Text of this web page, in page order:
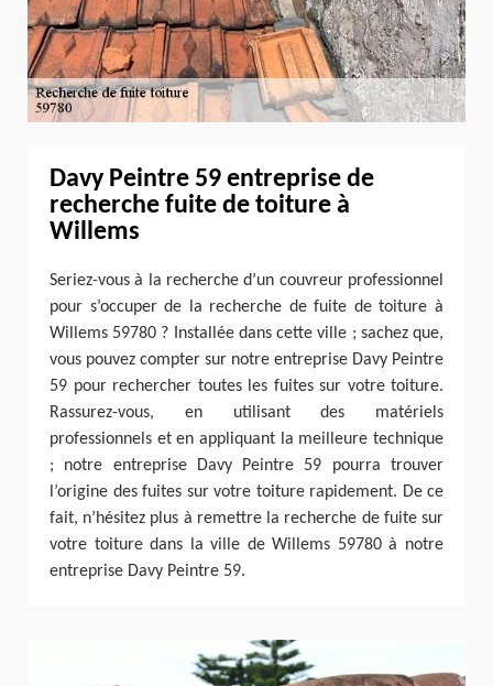
Davy Peintre 59 entreprise de
recherche fuite de toiture à
Willems
Seriez-vous à la recherche d’un couvreur professionnel
pour s’occuper de la recherche de fuite de toiture à
Willems 59780 ? Installée dans cette ville ; sachez que,
vous pouvez compter sur notre entreprise Davy Peintre
59 pour rechercher toutes les fuites sur votre toiture.
Rassurez-vous, en utilisant des matériels
professionnels et en appliquant la meilleure technique
; notre entreprise Davy Peintre 59 pourra trouver
l’origine des fuites sur votre toiture rapidement. De ce
fait, n’hésitez plus à remettre la recherche de fuite sur
votre toiture dans la ville de Willems 59780 à notre
entreprise Davy Peintre 59.